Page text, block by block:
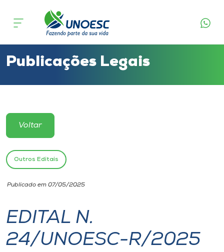
Cursos
Atendimento ao Estudante
Portal de Ensino
Unoesc
Internacionalização
I.nova
Publicações Legais
Voltar
Outros Editais
Publicado em 07/05/2025
EDITAL N.
24/UNOESC-R/2025